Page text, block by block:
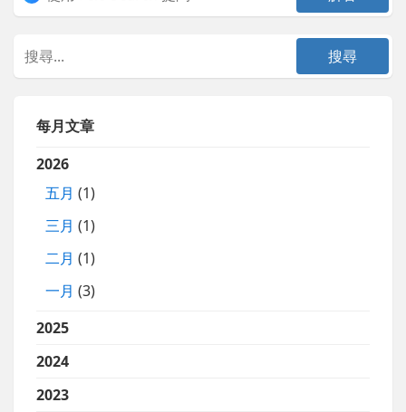
每月文章
2026
五月 (1)
三月 (1)
二月 (1)
一月 (3)
2025
2024
2023